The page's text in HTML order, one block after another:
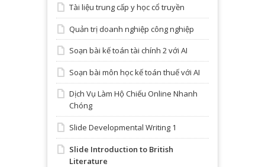
Tài liệu trung cấp y học cổ truyền
Quản trị doanh nghiệp công nghiệp
Soạn bài kế toán tài chính 2 với AI
Soạn bài môn học kế toán thuế với AI
Dịch Vụ Làm Hộ Chiếu Online Nhanh
Chóng
Slide Developmental Writing 1
Slide Introduction to British
Literature